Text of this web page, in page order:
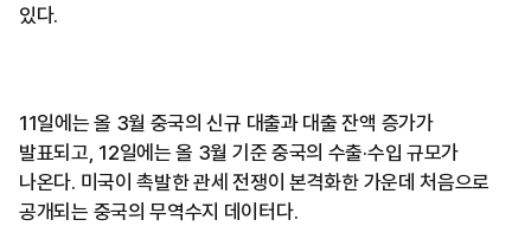
있다.
11일에는 올 3월 중국의 신규 대출과 대출 잔액 증가가
발표되고, 12일에는 올 3월 기준 중국의 수출·수입 규모가
나온다. 미국이 촉발한 관세 전쟁이 본격화한 가운데 처음으로
공개되는 중국의 무역수지 데이터다.